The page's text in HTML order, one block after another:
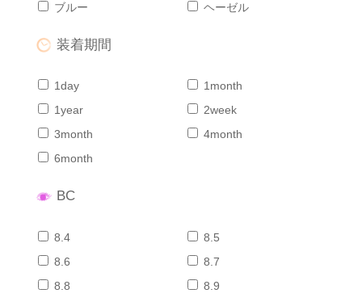
ブルー
ヘーゼル
装着期間
1day
1month
1year
2week
3month
4month
6month
BC
8.4
8.5
8.6
8.7
8.8
8.9